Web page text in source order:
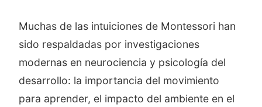
Muchas de las intuiciones de Montessori han
sido respaldadas por investigaciones
modernas en neurociencia y psicología del
desarrollo: la importancia del movimiento
para aprender, el impacto del ambiente en el